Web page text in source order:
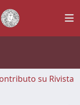
su Rivista